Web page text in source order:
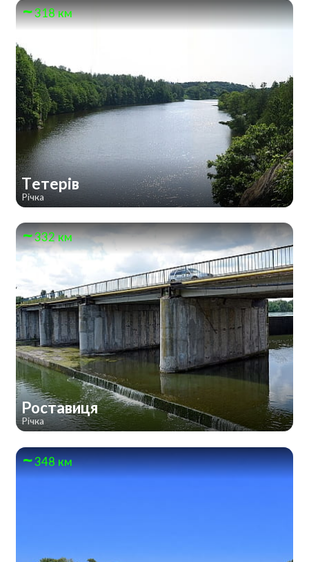
318 км
Тетерів
Річка
332 км
Роставиця
Річка
348 км